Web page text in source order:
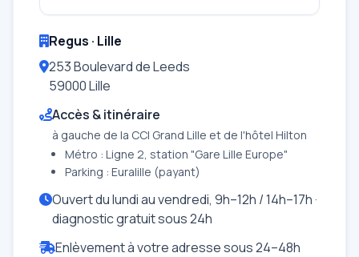
Regus · Lille
253 Boulevard de Leeds
59000 Lille
Accès & itinéraire
à gauche de la CCI Grand Lille et de l'hôtel Hilton
Métro : Ligne 2, station "Gare Lille Europe"
Parking : Euralille (payant)
Ouvert du lundi au vendredi, 9h–12h / 14h–17h ·
diagnostic gratuit sous 24h
Enlèvement à votre adresse sous 24–48h